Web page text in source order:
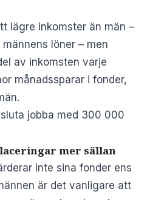
lägre inkomster än män –
löner – men
av inkomsten varje
månadssparar i fonder,
jobba med 300 000
mer sällan
inte sina fonder ens
är det vanligare att